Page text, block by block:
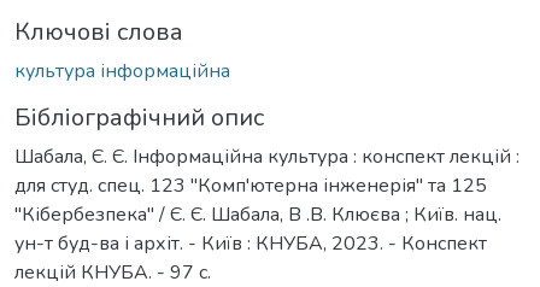
Ключові слова
культура інформаційна
Бібліографічний опис
Шабала, Є. Є. Інформаційна культура : конспект лекцій :
для студ. спец. 123 "Комп'ютерна інженерія" та 125
"Кібербезпека" / Є. Є. Шабала, В .В. Клюєва ; Київ. нац.
ун-т буд-ва і архіт. - Київ : КНУБА, 2023. - Конспект
лекцій КНУБА. - 97 с.